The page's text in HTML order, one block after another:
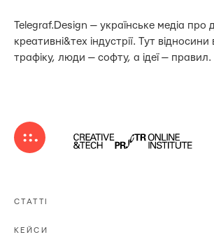
Telegraf.Design — українське медіа про
креативні&тех індустрії. Тут
трафіку, люди — софту, а ідеї — правил.
СТАТТІ
КЕЙСИ